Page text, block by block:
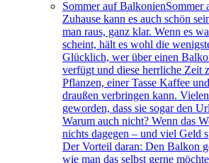
Sommer auf BalkonienSommer
Zuhause kann es auch schön
man raus, ganz klar. Wenn es
scheint, hält es wohl die
Glücklich, wer über einen
verfügt und diese herrliche Zeit
Pflanzen, einer Tasse Kaffee
draußen verbringen kann.
geworden, dass sie sogar den
Warum auch nicht? Wenn das
nichts dagegen – und viel Geld
Der Vorteil daran: Den Balkon
wie man das selbst gerne